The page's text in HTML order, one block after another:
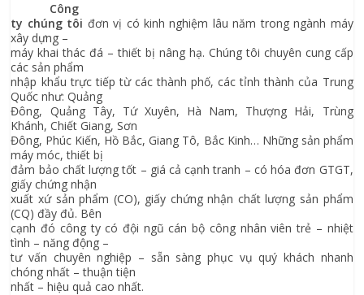
Công
ty chúng tôi đơn vị có kinh nghiệm lâu năm trong ngành máy
xây dựng –
máy khai thác đá – thiết bị nâng hạ. Chúng tôi chuyên cung cấp
các sản phẩm
nhập khẩu trực tiếp từ các thành phố, các tỉnh thành của Trung
Quốc như: Quảng
Đông, Quảng Tây, Tứ Xuyên, Hà Nam, Thượng Hải, Trùng
Khánh, Chiết Giang, Sơn
Đông, Phúc Kiến, Hồ Bắc, Giang Tô, Bắc Kinh… Những sản phẩm
máy móc, thiết bị
đảm bảo chất lượng tốt – giá cả cạnh tranh – có hóa đơn GTGT,
giấy chứng nhận
xuất xứ sản phẩm (CO), giấy chứng nhận chất lượng sản phẩm
(CQ) đầy đủ. Bên
cạnh đó công ty có đội ngũ cán bộ công nhân viên trẻ – nhiệt
tình – năng động –
tư vấn chuyên nghiệp – sẵn sàng phục vụ quý khách nhanh
chóng nhất – thuận tiện
nhất – hiệu quả cao nhất.